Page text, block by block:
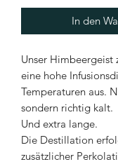
In den
Unser Himbeergeist
eine hohe
Temperaturen aus.
sondern richtig kalt.
Und extra lange.
Die Destillation
zusätzlicher